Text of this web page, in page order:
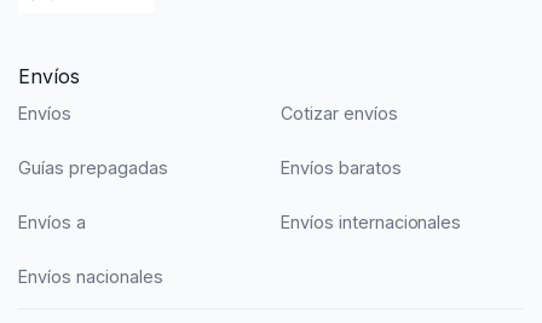
Envíos
Envíos Cotizar envíos
Guías prepagadas Envíos baratos
Envíos a Envíos internacionales
Envíos nacionales